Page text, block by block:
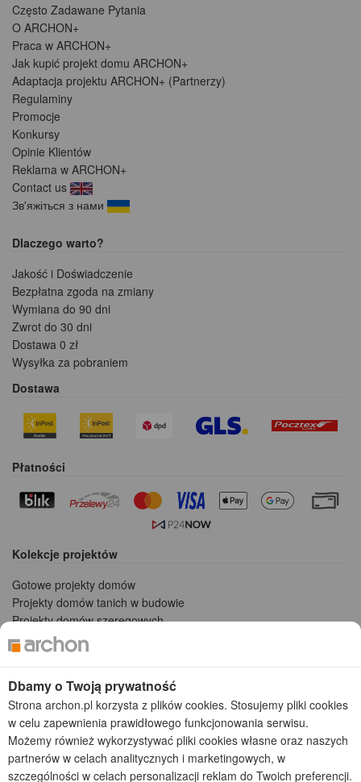
Często Zadawane Pytania
O ARCHON+
Praca w ARCHON+
Jak kupić projekt domu ARCHON+
Adaptacja projektu ARCHON+ (Partnerzy)
Regulaminy
Promocje
Konkursy
Opinie Klientów
Reklama w ARCHON+
Contact us
Зв'яжіться з нами
Dlaczego warto?
Jakość i Doświadczenie
Bezpłatna zgoda na zmiany
Wymiana do 90 dni
Zwrot do 30 dni
Dostawa 0 zł
Wysyłka za pobraniem
Dostawa
Płatności
Kolekcje projektów
Gotowe projekty domów
Projekty domów tanich w budowie
Projekty domów szeregowych
Projekty małych domów (do 150 m2)
Projekty domów wielorodzinnych
Projekty domów bliźniaczych
Projekty domów nowoczesnych
Projekty domów parterowych
2026 © ARCHON+ Biuro Projektów - Tradycyjne i nowoczesne gotowe
projekty domów - autorska pracownia architektoniczna założona w 1990r.
przez arch. Barbarę Mendel
Dbamy o Twoją prywatność
Strona archon.pl korzysta z plików cookies. Stosujemy pliki cookies
w celu zapewnienia prawidłowego funkcjonowania serwisu.
Możemy również wykorzystywać pliki cookies własne oraz naszych
partnerów w celach analitycznych i marketingowych, w
szczególności w celach personalizacji reklam do Twoich preferencji.